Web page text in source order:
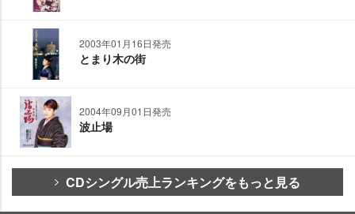
2003年01月16日発売
とまり木の街
2004年09月01日発売
波止場
CDシングル売上ランキングをもっと見る